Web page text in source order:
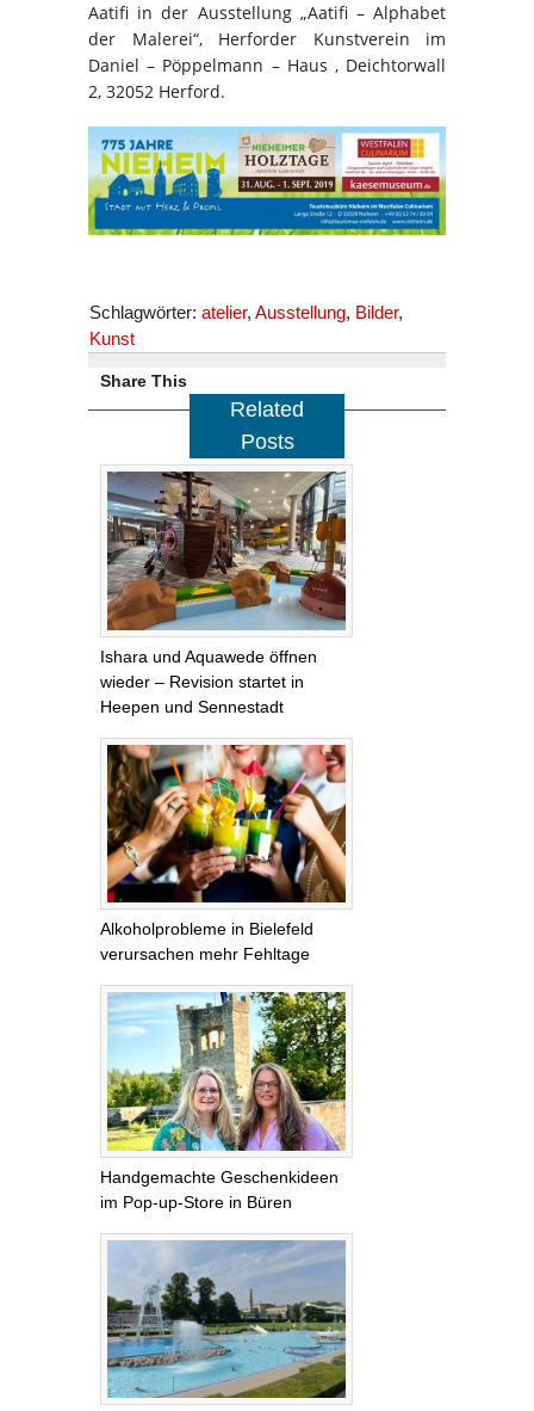
Aatifi in der Ausstellung „Aatifi – Alphabet
der Malerei“, Herforder Kunstverein im
Daniel – Pöppelmann – Haus , Deichtorwall
2, 32052 Herford.
Schlagwörter: atelier, Ausstellung, Bilder,
Kunst
Share This
Related
Posts
Ishara und Aquawede öffnen
wieder – Revision startet in
Heepen und Sennestadt
Alkoholprobleme in Bielefeld
verursachen mehr Fehltage
Handgemachte Geschenkideen
im Pop-up-Store in Büren